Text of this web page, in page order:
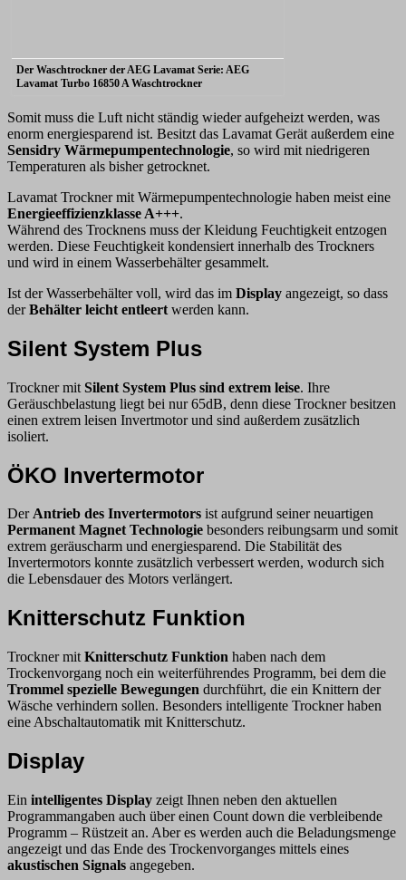
Der Waschtrockner der AEG Lavamat Serie: AEG
Lavamat Turbo 16850 A Waschtrockner
Somit muss die Luft nicht ständig wieder aufgeheizt werden, was
enorm energiesparend ist. Besitzt das Lavamat Gerät außerdem eine
Sensidry Wärmepumpentechnologie, so wird mit niedrigeren
Temperaturen als bisher getrocknet.
Lavamat Trockner mit Wärmepumpentechnologie haben meist eine
Energieeffizienzklasse A+++.
Während des Trocknens muss der Kleidung Feuchtigkeit entzogen
werden. Diese Feuchtigkeit kondensiert innerhalb des Trockners
und wird in einem Wasserbehälter gesammelt.
Ist der Wasserbehälter voll, wird das im Display angezeigt, so dass
derBehälter leicht entleert werden kann.
Silent System Plus
Trockner mit Silent System Plus sind extrem leise. Ihre
Geräuschbelastung liegt bei nur 65dB, denn diese Trockner besitzen
einen extrem leisen Invertmotor und sind außerdem zusätzlich
isoliert.
ÖKO Invertermotor
DerAntrieb des Invertermotors ist aufgrund seiner neuartigen
Permanent Magnet Technologie besonders reibungsarm und somit
extrem geräuscharm und energiesparend. Die Stabilität des
Invertermotors konnte zusätzlich verbessert werden, wodurch sich
die Lebensdauer des Motors verlängert.
Knitterschutz Funktion
Trockner mit Knitterschutz Funktion haben nach dem
Trockenvorgang noch ein weiterführendes Programm, bei dem die
Trommel spezielle Bewegungen durchführt, die ein Knittern der
Wäsche verhindern sollen. Besonders intelligente Trockner haben
eine Abschaltautomatik mit Knitterschutz.
Display
Ein intelligentes Display zeigt Ihnen neben den aktuellen
Programmangaben auch über einen Count down die verbleibende
Programm – Rüstzeit an. Aber es werden auch die Beladungsmenge
angezeigt und das Ende des Trockenvorganges mittels eines
akustischen Signals angegeben.